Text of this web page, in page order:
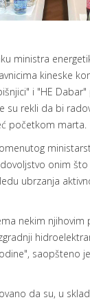
ministra
kineske
i "HE
su rekli da bi
početkom marta.
onim
ubrzanja
nekim njihovim
saopšteno
da su, u